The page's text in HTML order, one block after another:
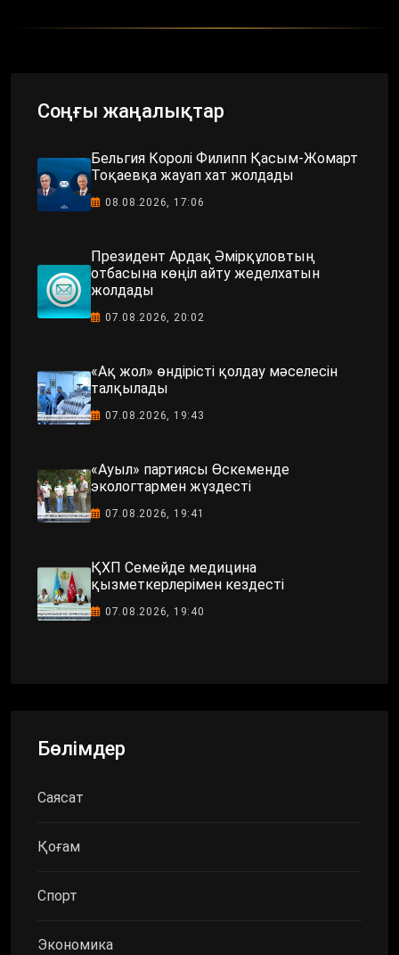
Соңғы жаңалықтар
Бельгия Королі Филипп Қасым-Жомарт
Тоқаевқа жауап хат жолдады
08.08.2026, 17:06
Президент Ардақ Әмірқұловтың
отбасына көңіл айту жеделхатын
жолдады
07.08.2026, 20:02
«Ақ жол» өндірісті қолдау мәселесін
талқылады
07.08.2026, 19:43
«Ауыл» партиясы Өскеменде
экологтармен жүздесті
07.08.2026, 19:41
ҚХП Семейде медицина
қызметкерлерімен кездесті
07.08.2026, 19:40
Бөлімдер
Саясат
Қоғам
Спорт
Экономика